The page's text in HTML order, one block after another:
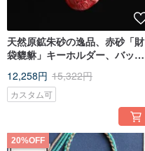
天然原鉱朱砂の逸品、赤砂「財
袋貔貅」キーホルダー、バッグ
上。
12,258円 15,322円
カスタム可
20%OFF